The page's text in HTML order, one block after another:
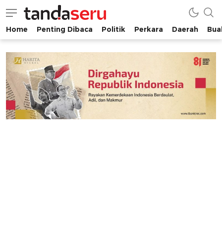
tandaseru.com | Penting Dibaca
tandaseru.com
Home Penting Dibaca Politik Perkara Daerah